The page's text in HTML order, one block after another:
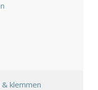
klemmen